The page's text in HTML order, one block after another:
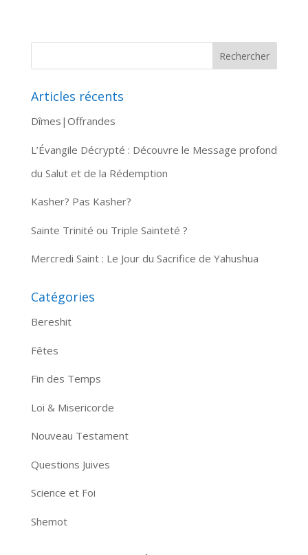
Articles récents
Dîmes|Offrandes
L’Évangile Décrypté : Découvre le Message profond
du Salut et de la Rédemption
Kasher? Pas Kasher?
Sainte Trinité ou Triple Sainteté ?
Mercredi Saint : Le Jour du Sacrifice de Yahushua
Catégories
Bereshit
Fêtes
Fin des Temps
Loi & Misericorde
Nouveau Testament
Questions Juives
Science et Foi
Shemot